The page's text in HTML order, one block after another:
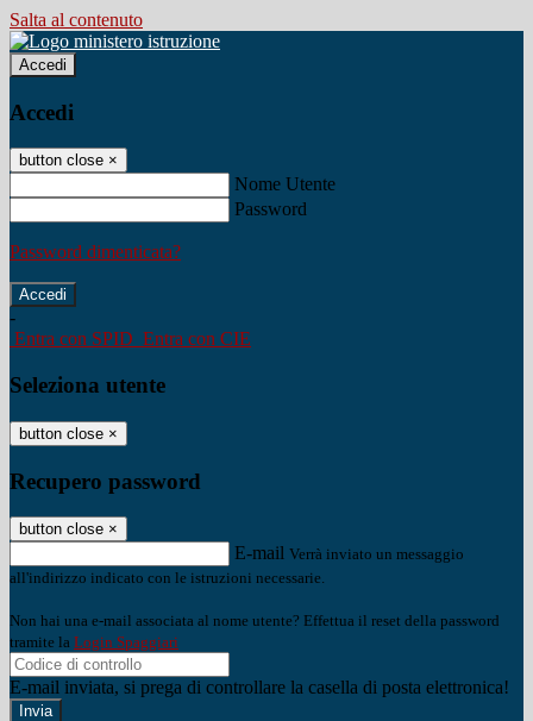
Salta al contenuto
Accedi
Accedi
button close ×
Nome Utente
Password
Password dimenticata?
-
Entra con SPID Entra con CIE
Seleziona utente
button close ×
Recupero password
button close ×
E-mail Verrà inviato un messaggio
all'indirizzo indicato con le istruzioni necessarie.
Non hai una e-mail associata al nome utente? Effettua il reset della password
tramite la Login Spaggiari
E-mail inviata, si prega di controllare la casella di posta elettronica!